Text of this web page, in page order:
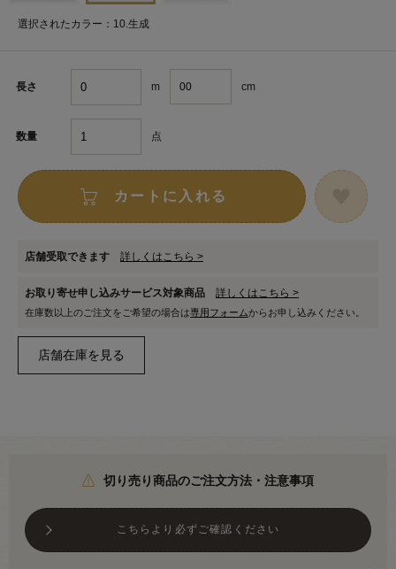
選択されたカラー：10.生成
長さ m cm
数量 点
カートに入れる
店舗受取できます 詳しくはこちら >
お取り寄せ申し込みサービス対象商品 詳しくはこちら >
在庫数以上のご注文をご希望の場合は専用フォームからお申し込みください。
切り売り商品のご注文方法・注意事項
こちらより必ずご確認ください